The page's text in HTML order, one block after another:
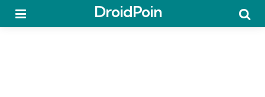
DroidPoin